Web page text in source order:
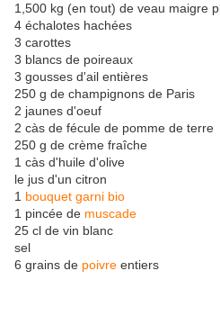
1,500 kg (en tout) de veau maigre
4 échalotes hachées
3 carottes
3 blancs de poireaux
3 gousses d'ail entières
250 g de champignons de Paris
2 jaunes d'oeuf
2 càs de fécule de pomme de terre
250 g de crème fraîche
1 càs d'huile d'olive
le jus d'un citron
1 bouquet garni bio
1 pincée de muscade
25 cl de vin blanc
sel
6 grains de poivre entiers